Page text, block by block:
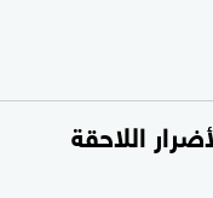
اللاحقة